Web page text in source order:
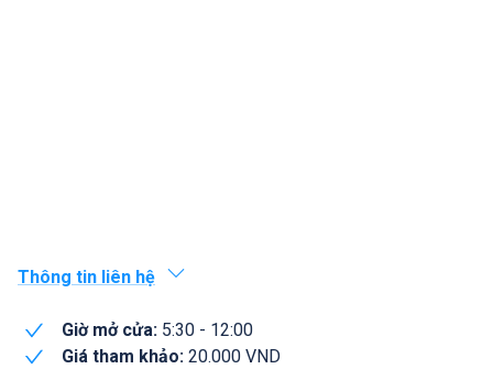
Thông tin liên hệ
Giờ mở cửa: 5:30 - 12:00
Giá tham khảo: 20.000 VND